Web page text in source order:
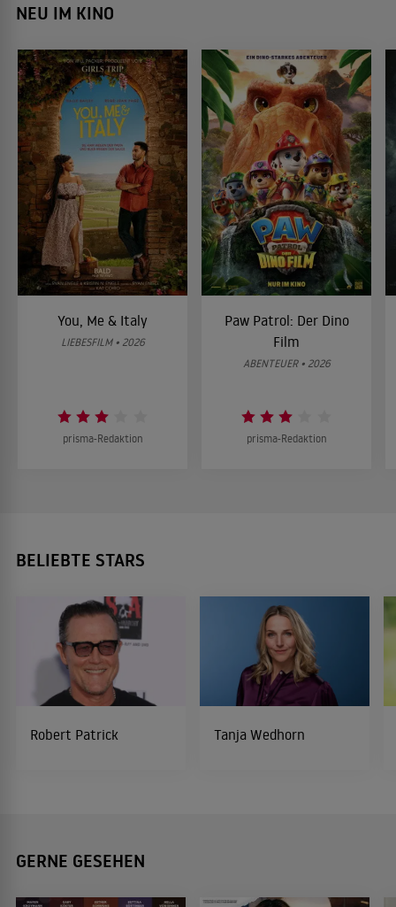
NEU IM KINO
You, Me & Italy
LIEBESFILM • 2026
prisma-Redaktion
Paw Patrol: Der Dino
Film
ABENTEUER • 2026
prisma-Redaktion
BELIEBTE STARS
Robert Patrick Tanja Wedhorn
GERNE GESEHEN